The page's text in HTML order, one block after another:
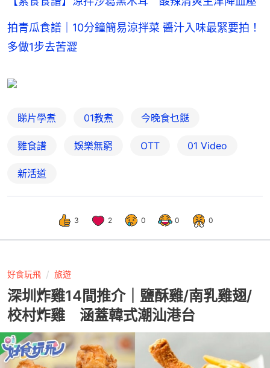
拍青瓜食譜｜10分鐘簡易涼拌菜 醬汁入味最緊要拍！
多做1步去苦澀
睇片學煮 01教煮 今晚食乜餸
雞食譜 娛樂無窮 OTT 01 Video
新活道
3 2 0 0 0
好食玩飛 旅遊
深圳炸雞14間推介｜鹽酥雞/南乳雞翅/
校村炸雞 涵蓋韓式潮汕港台